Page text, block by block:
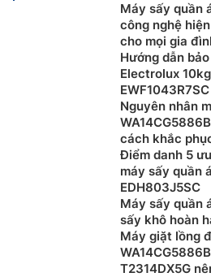
Máy sấy quần
công nghệ
cho mọi gia
Hướng dẫn
Electrolux
Nguyên nhân
cách khắc
Điểm danh 5
máy sấy quần
EDH803J5SC
Máy sấy quần
sấy khô hoàn
Máy giặt lồng
T2314DX5G